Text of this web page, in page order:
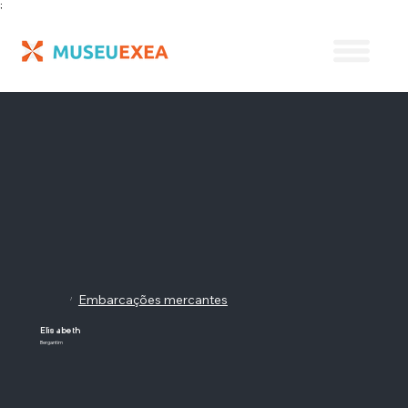
;
/ Embarcações mercantes
Elisabeth
Bergantim